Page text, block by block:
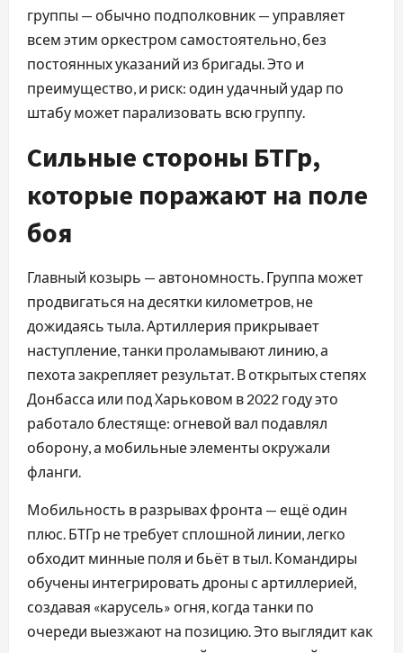
группы — обычно подполковник — управляет
всем этим оркестром самостоятельно, без
постоянных указаний из бригады. Это и
преимущество, и риск: один удачный удар по
штабу может парализовать всю группу.
Сильные стороны БТГр,
которые поражают на поле
боя
Главный козырь — автономность. Группа может
продвигаться на десятки километров, не
дожидаясь тыла. Артиллерия прикрывает
наступление, танки проламывают линию, а
пехота закрепляет результат. В открытых степях
Донбасса или под Харьковом в 2022 году это
работало блестяще: огневой вал подавлял
оборону, а мобильные элементы окружали
фланги.
Мобильность в разрывах фронта — ещё один
плюс. БТГр не требует сплошной линии, легко
обходит минные поля и бьёт в тыл. Командиры
обучены интегрировать дроны с артиллерией,
создавая «карусель» огня, когда танки по
очереди выезжают на позицию. Это выглядит как